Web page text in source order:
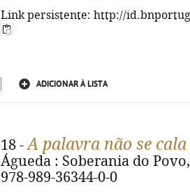
Link persistente: http://
ADICIONAR À LISTA
18 -A palavra não se cala
Águeda : Soberania do
978-989-36344-0-0